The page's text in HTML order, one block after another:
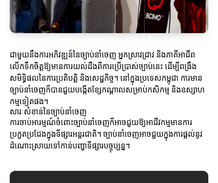
ជាមួយនឹងការអភិវឌ្ឍន៍នៃច្បាប់នាំចេញ អ្នកស្រាវជ្រាវ និងភាគីអាជីព
លើកទឹកចិត្តឱ្យមានការយល់ដឹងពីការប្រើប្រាស់ច្បាប់នេះ ដើម្បីពង្រឹង
សមិទ្ធិផលនៃការប្រតិបត្តិ និងសេដ្ឋកិច្ច។ នៅក្នុងប្រទេសកម្ពុជា ការមាន
ច្បាប់នាំចេញក៏បានជួយបង្កើតខ្សែកណ្តាលសម្រាប់កសិកម្ម និងឧស្សាហ
កម្មទៀតផង។
សារៈសំខាន់នៃច្បាប់នាំចេញ
ការចាប់អារម្មណ៍ចំពោះច្បាប់នាំចេញក៏អាចជួយឱ្យអាជីវកម្មមានការ
ប្រកួតប្រជែងក្នុងទីផ្សារអន្តរជាតិ។ ច្បាប់នាំចេញអាចជួយក្នុងការផ្ដល់នូវ
ដំណោះស្រាយទៅកាន់បញ្ហាទីផ្សារបច្ចុប្បន្ន។